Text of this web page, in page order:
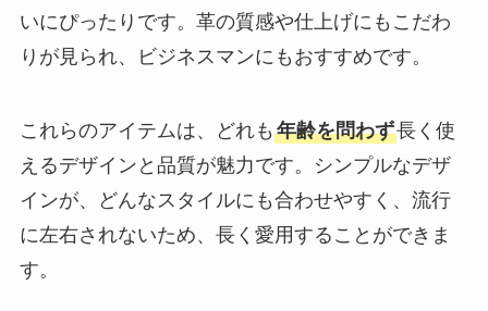
いにぴったりです。革の質感や仕上げにもこだわ
りが見られ、ビジネスマンにもおすすめです。
これらのアイテムは、どれも 年齢を問わず長く使
えるデザインと品質が魅力です。シンプルなデザ
インが、どんなスタイルにも合わせやすく、流行
に左右されないため、長く愛用することができま
す。